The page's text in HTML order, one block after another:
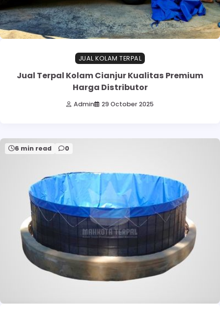
JUAL KOLAM TERPAL
Jual Terpal Kolam Cianjur Kualitas Premium
Harga Distributor
Admin 29 October 2025
6 min read 0